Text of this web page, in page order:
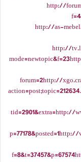
http://
http://as-
http://
forum=2http://
tid=2901&extra=http://